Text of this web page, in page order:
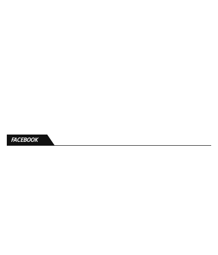
FACEBOOK